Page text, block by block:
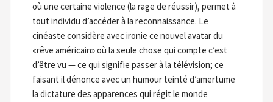
où une certaine violence (la rage de réussir), permet à
tout individu d’accéder à la reconnaissance. Le
cinéaste considère avec ironie ce nouvel avatar du
«rêve américain» où la seule chose qui compte c’est
d’être vu — ce qui signifie passer à la télévision; ce
faisant il dénonce avec un humour teinté d’amertume
la dictature des apparences qui régit le monde